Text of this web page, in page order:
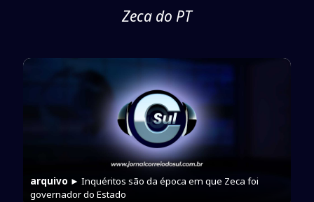
Zeca do PT
arquivo ► Inquéritos são da época em que Zeca foi
governador do Estado